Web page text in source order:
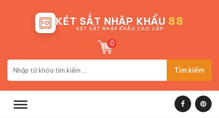
KÉT SẮT NHẬP KHẨU 88
KÉT SẮT NHẬP KHẨU CAO CẤP
0
Tìm kiếm